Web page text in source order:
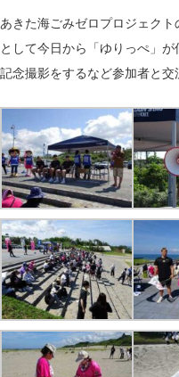
あきた海ごみゼロプロジェク
として今日から「ゆりっぺ」が
記念撮影をするなど参加者と交